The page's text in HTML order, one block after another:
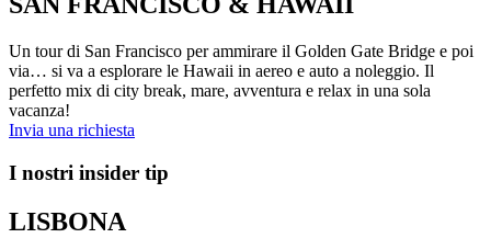
Un tour di San Francisco per ammirare il Golden Gate Bridge e poi
via… si va a esplorare le Hawaii in aereo e auto a noleggio. Il
perfetto mix di city break, mare, avventura e relax in una sola
vacanza!
Invia una richiesta
I nostri insider tip
LISBONA